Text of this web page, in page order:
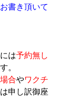
書き頂いて
には予約無し
。
合やワクチ
申し訳御座